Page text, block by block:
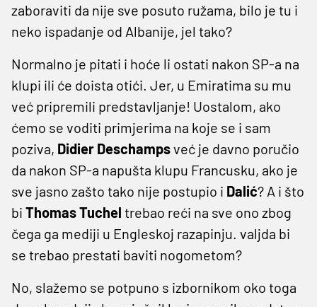
zaboraviti da nije sve posuto ružama, bilo je tu i
neko ispadanje od Albanije, jel tako?
Normalno je pitati i hoće li ostati nakon SP-a na
klupi ili će doista otići. Jer, u Emiratima su mu
već pripremili predstavljanje! Uostalom, ako
ćemo se voditi primjerima na koje se i sam
poziva, Didier Deschampsveć je davno poručio
da nakon SP-a napušta klupu Francusku, ako je
sve jasno zašto tako nije postupio i Dalić? A i što
bi Thomas Tuchel trebao reći na sve ono zbog
čega ga mediji u Engleskoj razapinju. valjda bi
se trebao prestati baviti nogometom?
No, slažemo se potpuno s izbornikom oko toga